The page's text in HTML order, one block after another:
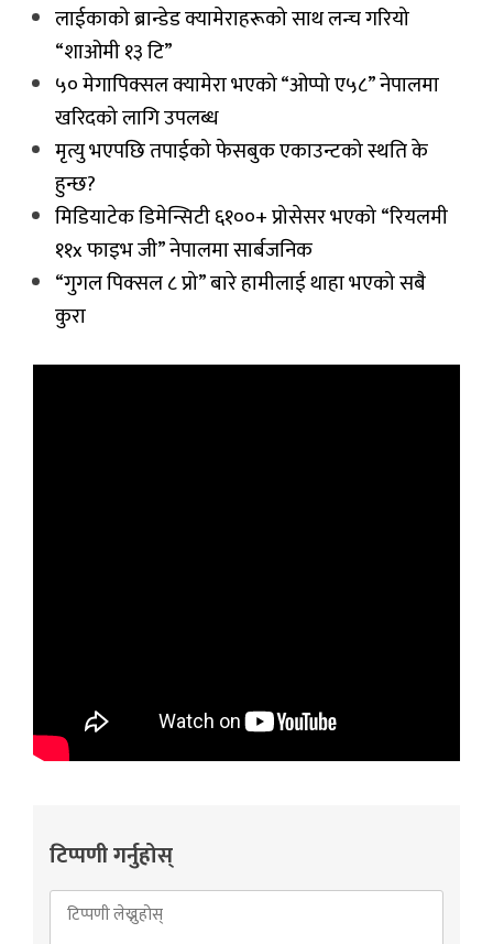
लाईकाको ब्रान्डेड क्यामेराहरूको साथ लन्च गरियो
“शाओमी १३ टि”
५० मेगापिक्सल क्यामेरा भएको “ओप्पो ए५८” नेपालमा
खरिदको लागि उपलब्ध
मृत्यु भएपछि तपाईको फेसबुक एकाउन्टको स्थति के
हुन्छ?
मिडियाटेक डिमेन्सिटी ६१००+ प्रोसेसर भएको “रियलमी
११x फाइभ जी” नेपालमा सार्बजनिक
“गुगल पिक्सल ८ प्रो” बारे हामीलाई थाहा भएको सबै
कुरा
टिप्पणी गर्नुहोस्